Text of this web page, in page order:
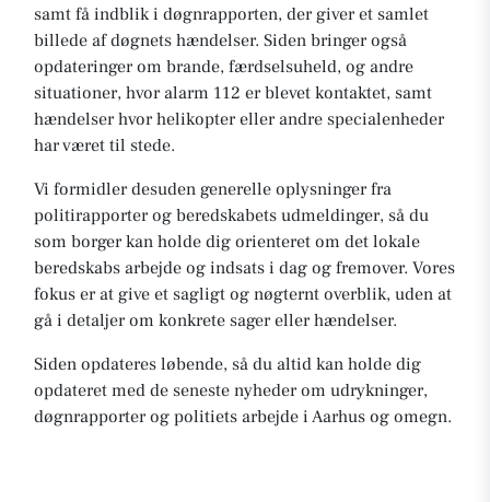
samt få indblik i døgnrapporten, der giver et samlet
billede af døgnets hændelser. Siden bringer også
opdateringer om brande, færdselsuheld, og andre
situationer, hvor alarm 112 er blevet kontaktet, samt
hændelser hvor helikopter eller andre specialenheder
har været til stede.
Vi formidler desuden generelle oplysninger fra
politirapporter og beredskabets udmeldinger, så du
som borger kan holde dig orienteret om det lokale
beredskabs arbejde og indsats i dag og fremover. Vores
fokus er at give et sagligt og nøgternt overblik, uden at
gå i detaljer om konkrete sager eller hændelser.
Siden opdateres løbende, så du altid kan holde dig
opdateret med de seneste nyheder om udrykninger,
døgnrapporter og politiets arbejde i Aarhus og omegn.